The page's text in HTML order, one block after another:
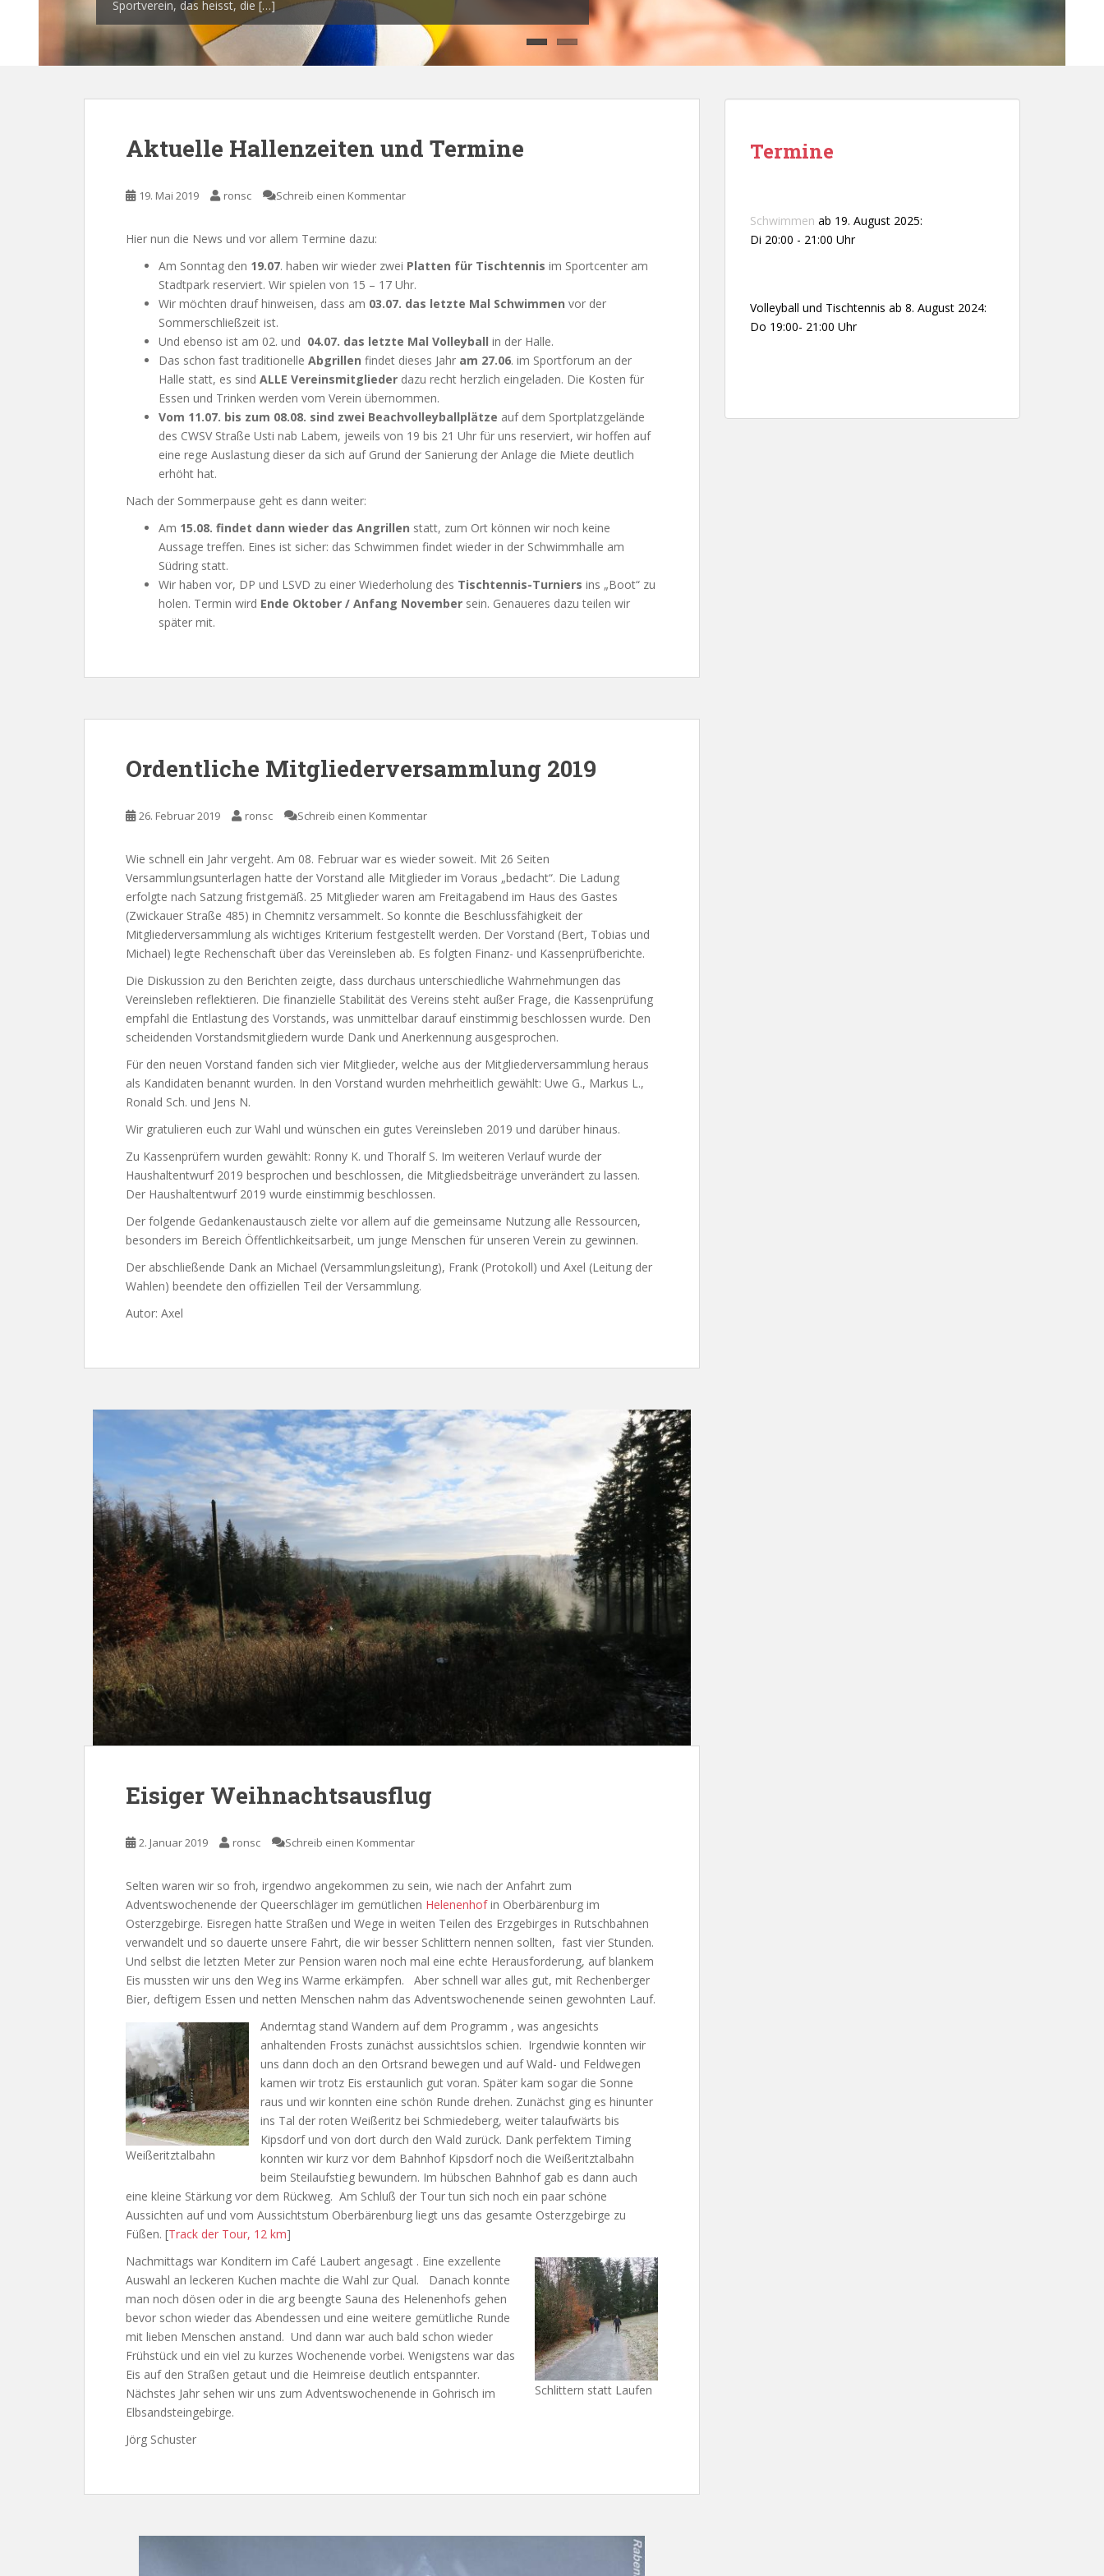
Sportverein, das heisst, die […]
von 18 bis sogar […]
Aktuelle Hallenzeiten und Termine
19. Mai 2019 ronsc Schreib einen Kommentar
Hier nun die News und vor allem Termine dazu:
Am Sonntag den 19.07. haben wir wieder zwei Platten für Tischtennis im Sportcenter am
Stadtpark reserviert. Wir spielen von 15 – 17 Uhr.
Wir möchten drauf hinweisen, dass am 03.07. das letzte Mal Schwimmen vor der
Sommerschließzeit ist.
Und ebenso ist am 02. und 04.07. das letzte Mal Volleyball in der Halle.
Das schon fast traditionelle Abgrillen findet dieses Jahr am 27.06. im Sportforum an der
Halle statt, es sind ALLE Vereinsmitglieder dazu recht herzlich eingeladen. Die Kosten für
Essen und Trinken werden vom Verein übernommen.
Vom 11.07. bis zum 08.08. sind zwei Beachvolleyballplätze auf dem Sportplatzgelände
des CWSV Straße Usti nab Labem, jeweils von 19 bis 21 Uhr für uns reserviert, wir hoffen auf
eine rege Auslastung dieser da sich auf Grund der Sanierung der Anlage die Miete deutlich
erhöht hat.
Nach der Sommerpause geht es dann weiter:
Am 15.08. findet dann wieder das Angrillen statt, zum Ort können wir noch keine
Aussage treffen. Eines ist sicher: das Schwimmen findet wieder in der Schwimmhalle am
Südring statt.
Wir haben vor, DP und LSVD zu einer Wiederholung des Tischtennis-Turniers ins „Boot“ zu
holen. Termin wird Ende Oktober / Anfang November sein. Genaueres dazu teilen wir
später mit.
Ordentliche Mitgliederversammlung 2019
26. Februar 2019 ronsc Schreib einen Kommentar
Wie schnell ein Jahr vergeht. Am 08. Februar war es wieder soweit. Mit 26 Seiten
Versammlungsunterlagen hatte der Vorstand alle Mitglieder im Voraus „bedacht“. Die Ladung
erfolgte nach Satzung fristgemäß. 25 Mitglieder waren am Freitagabend im Haus des Gastes
(Zwickauer Straße 485) in Chemnitz versammelt. So konnte die Beschlussfähigkeit der
Mitgliederversammlung als wichtiges Kriterium festgestellt werden. Der Vorstand (Bert, Tobias und
Michael) legte Rechenschaft über das Vereinsleben ab. Es folgten Finanz- und Kassenprüfberichte.
Die Diskussion zu den Berichten zeigte, dass durchaus unterschiedliche Wahrnehmungen das
Vereinsleben reflektieren. Die finanzielle Stabilität des Vereins steht außer Frage, die Kassenprüfung
empfahl die Entlastung des Vorstands, was unmittelbar darauf einstimmig beschlossen wurde. Den
scheidenden Vorstandsmitgliedern wurde Dank und Anerkennung ausgesprochen.
Für den neuen Vorstand fanden sich vier Mitglieder, welche aus der Mitgliederversammlung heraus
als Kandidaten benannt wurden. In den Vorstand wurden mehrheitlich gewählt: Uwe G., Markus L.,
Ronald Sch. und Jens N.
Wir gratulieren euch zur Wahl und wünschen ein gutes Vereinsleben 2019 und darüber hinaus.
Zu Kassenprüfern wurden gewählt: Ronny K. und Thoralf S. Im weiteren Verlauf wurde der
Haushaltentwurf 2019 besprochen und beschlossen, die Mitgliedsbeiträge unverändert zu lassen.
Der Haushaltentwurf 2019 wurde einstimmig beschlossen.
Der folgende Gedankenaustausch zielte vor allem auf die gemeinsame Nutzung alle Ressourcen,
besonders im Bereich Öffentlichkeitsarbeit, um junge Menschen für unseren Verein zu gewinnen.
Der abschließende Dank an Michael (Versammlungsleitung), Frank (Protokoll) und Axel (Leitung der
Wahlen) beendete den offiziellen Teil der Versammlung.
Autor: Axel
Eisiger Weihnachtsausflug
2. Januar 2019 ronsc Schreib einen Kommentar
Selten waren wir so froh, irgendwo angekommen zu sein, wie nach der Anfahrt zum
Adventswochenende der Queerschläger im gemütlichen Helenenhofin Oberbärenburg im
Osterzgebirge. Eisregen hatte Straßen und Wege in weiten Teilen des Erzgebirges in Rutschbahnen
verwandelt und so dauerte unsere Fahrt, die wir besser Schlittern nennen sollten, fast vier Stunden.
Und selbst die letzten Meter zur Pension waren noch mal eine echte Herausforderung, auf blankem
Eis mussten wir uns den Weg ins Warme erkämpfen. Aber schnell war alles gut, mit Rechenberger
Bier, deftigem Essen und netten Menschen nahm das Adventswochenende seinen gewohnten Lauf.
Weißeritztalbahn
Anderntag stand Wandern auf dem Programm , was angesichts
anhaltenden Frosts zunächst aussichtslos schien. Irgendwie konnten wir
uns dann doch an den Ortsrand bewegen und auf Wald- und Feldwegen
kamen wir trotz Eis erstaunlich gut voran. Später kam sogar die Sonne
raus und wir konnten eine schön Runde drehen. Zunächst ging es hinunter
ins Tal der roten Weißeritz bei Schmiedeberg, weiter talaufwärts bis
Kipsdorf und von dort durch den Wald zurück. Dank perfektem Timing
konnten wir kurz vor dem Bahnhof Kipsdorf noch die Weißeritztalbahn
beim Steilaufstieg bewundern. Im hübschen Bahnhof gab es dann auch
eine kleine Stärkung vor dem Rückweg. Am Schluß der Tour tun sich noch ein paar schöne
Aussichten auf und vom Aussichtstum Oberbärenburg liegt uns das gesamte Osterzgebirge zu
Füßen. [Track der Tour, 12 km]
Schlittern statt Laufen
Nachmittags war Konditern im Café Laubert angesagt . Eine exzellente
Auswahl an leckeren Kuchen machte die Wahl zur Qual. Danach konnte
man noch dösen oder in die arg beengte Sauna des Helenenhofs gehen
bevor schon wieder das Abendessen und eine weitere gemütliche Runde
mit lieben Menschen anstand. Und dann war auch bald schon wieder
Frühstück und ein viel zu kurzes Wochenende vorbei. Wenigstens war das
Eis auf den Straßen getaut und die Heimreise deutlich entspannter.
Nächstes Jahr sehen wir uns zum Adventswochenende in Gohrisch im
Elbsandsteingebirge.
Jörg Schuster
Termine
Schwimmen ab 19. August 2025:
Di 20:00 - 21:00 Uhr
Volleyball und Tischtennis ab 8. August 2024:
Do 19:00- 21:00 Uhr